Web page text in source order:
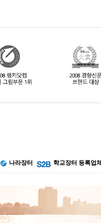
나라장터 학교장터 등록업체